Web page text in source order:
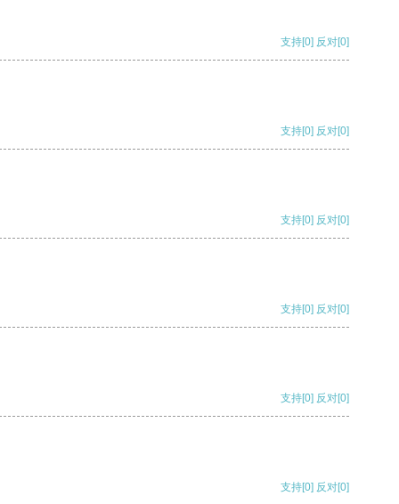
支持[0] 反对[0]
支持[0] 反对[0]
支持[0] 反对[0]
支持[0] 反对[0]
支持[0] 反对[0]
支持[0] 反对[0]